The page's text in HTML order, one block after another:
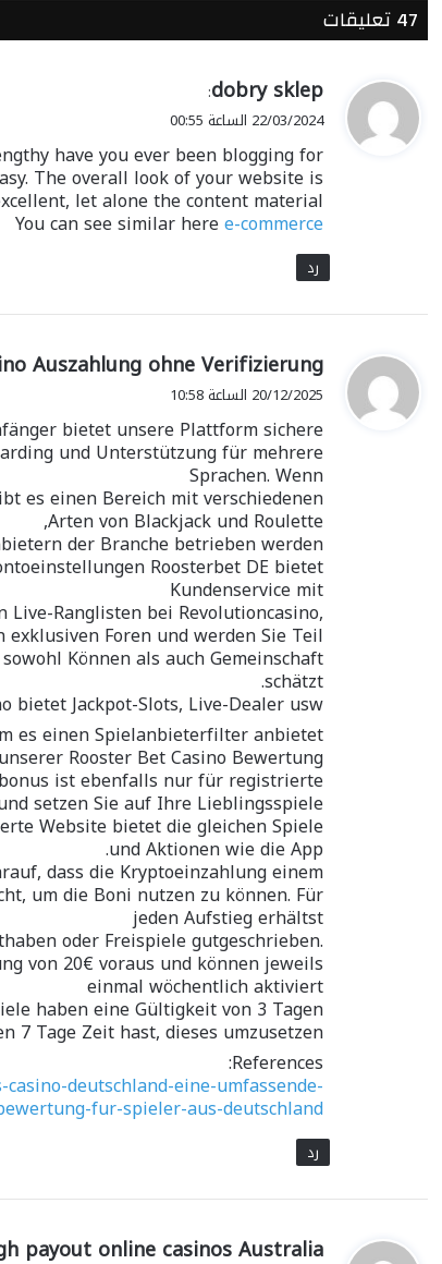
‫47 تعليقات
ي
ق
ل
dobry sklep
:
22/03/2024 الساعة 00:55
have you ever been blogging for?
The overall look of your website is
let alone the content material!
You can see similar heree-commerce
رد
ي
ق
ل
Auszahlung ohne Verifizierung
20/12/2025 الساعة 10:58
bietet unsere Plattform sichere
und Unterstützung für mehrere
Sprachen. Wenn
es einen Bereich mit verschiedenen
Arten von Blackjack und Roulette,
der Branche betrieben werden.
Roosterbet DE bietet
Kundenservice mit
Ranglisten bei Revolutioncasino,
Foren und werden Sie Teil
Können als auch Gemeinschaft
schätzt.
bietet Jackpot-Slots, Live-Dealer usw.
es einen Spielanbieterfilter anbietet.
Rooster Bet Casino Bewertung.
ist ebenfalls nur für registrierte
setzen Sie auf Ihre Lieblingsspiele!
Website bietet die gleichen Spiele
und Aktionen wie die App.
dass die Kryptoeinzahlung einem
um die Boni nutzen zu können. Für
jeden Aufstieg erhältst
oder Freispiele gutgeschrieben.
von 20€ voraus und können jeweils
einmal wöchentlich aktiviert
haben eine Gültigkeit von 3 Tagen,
7 Tage Zeit hast, dieses umzusetzen.
References:
deutschland-eine-umfassende-
fur-spieler-aus-deutschland/
رد
ي
payout online casinos Australia